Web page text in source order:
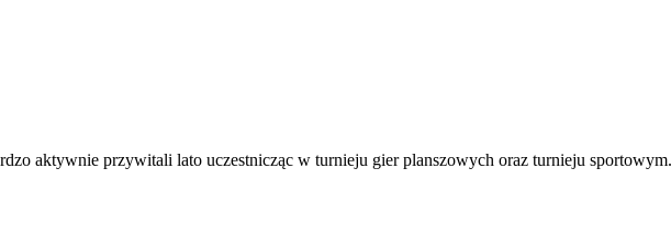
aktywnie przywitali lato uczestnicząc w turnieju gier planszowych oraz turnieju